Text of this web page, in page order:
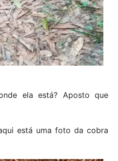
ela está? Aposto que
está uma foto da cobra